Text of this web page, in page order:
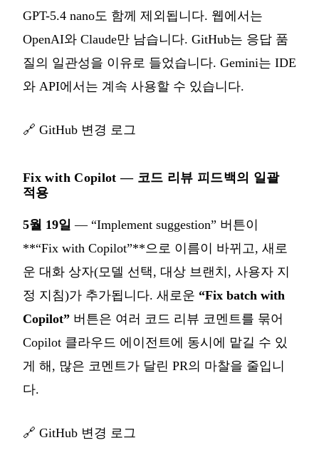
GPT-5.4 nano도 함께 제외됩니다. 웹에서는
OpenAI와 Claude만 남습니다. GitHub는 응답 품
질의 일관성을 이유로 들었습니다. Gemini는 IDE
와 API에서는 계속 사용할 수 있습니다.
🔗 GitHub 변경 로그
Fix with Copilot — 코드 리뷰 피드백의 일괄
적용
5월 19일 — “Implement suggestion” 버튼이
**“Fix with Copilot”**으로 이름이 바뀌고, 새로
운 대화 상자(모델 선택, 대상 브랜치, 사용자 지
정 지침)가 추가됩니다. 새로운 “Fix batch with
Copilot” 버튼은 여러 코드 리뷰 코멘트를 묶어
Copilot 클라우드 에이전트에 동시에 맡길 수 있
게 해, 많은 코멘트가 달린 PR의 마찰을 줄입니
다.
🔗 GitHub 변경 로그